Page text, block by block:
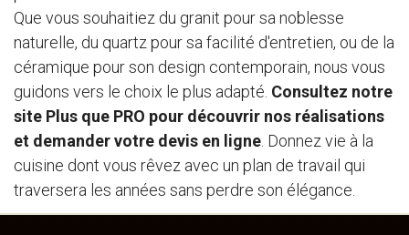
Que vous souhaitiez du granit pour sa noblesse
naturelle, du quartz pour sa facilité d'entretien, ou de la
céramique pour son design contemporain, nous vous
guidons vers le choix le plus adapté. Consultez notre
site Plus que PRO pour découvrir nos réalisations
et demander votre devis en ligne . Donnez vie à la
cuisine dont vous rêvez avec un plan de travail qui
traversera les années sans perdre son élégance.